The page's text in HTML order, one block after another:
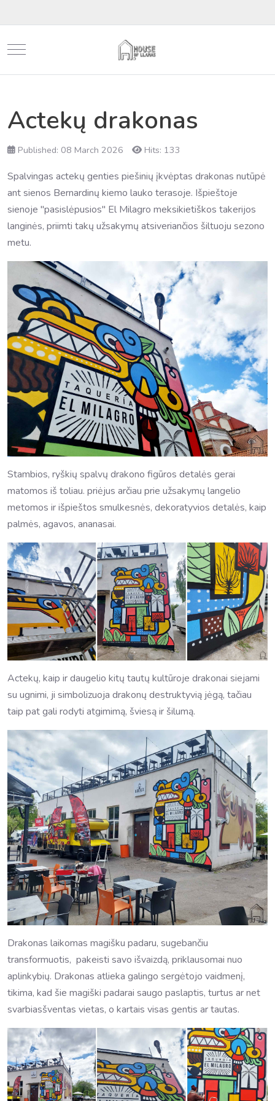
Mobile Menu Toggle
Actekų drakonas
Published: 08 March 2026 Hits: 133
Spalvingas actekų genties piešinių įkvėptas drakonas nutūpė
ant sienos Bernardinų kiemo lauko terasoje. Išpieštoje
sienoje "pasislėpusios" El Milagro meksikietiškos takerijos
langinės, priimti takų užsakymų atsiveriančios šiltuoju sezono
metu.
Stambios, ryškių spalvų drakono figūros detalės gerai
matomos iš toliau. priėjus arčiau prie užsakymų langelio
metomos ir išpieštos smulkesnės, dekoratyvios detalės, kaip
palmės, agavos, ananasai.
Actekų, kaip ir daugelio kitų tautų kultūroje drakonai siejami
su ugnimi, ji simbolizuoja drakonų destruktyvią jėgą, tačiau
taip pat gali rodyti atgimimą, šviesą ir šilumą.
Drakonas laikomas magišku padaru, sugebančiu
transformuotis, pakeisti savo išvaizdą, priklausomai nuo
aplinkybių. Drakonas atlieka galingo sergėtojo vaidmenį,
tikima, kad šie magiški padarai saugo paslaptis, turtus ar net
svarbiasšventas vietas, o kartais visas gentis ar tautas.